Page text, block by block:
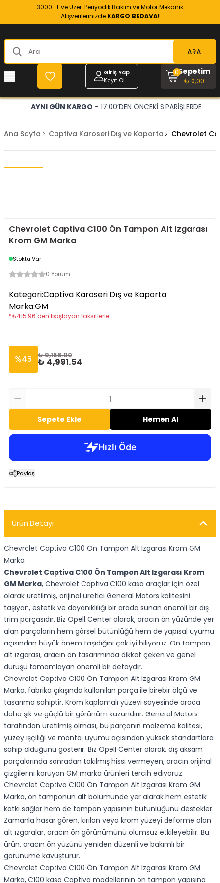
3000 TL ve Üzeri Periyodik Bakım ve Motor Mekanik
Alışverilerinizde KARGO BEDAVA!
ARA
Giriş Yap
Kayıt Ol
Sepetim
₺ 0,00
0
AYNI GÜN KARGO - 17:00’DEN ÖNCEKİ SİPARİŞLERDE
Ana Sayfa Captiva Karoseri Dış ve Kaporta Chevrolet
Chevrolet Captiva C100 Ön Tampon Alt Izgarası
Krom GM Marka
Stokta Var
0 Yorum
Kategori:Captiva Karoseri Dış ve Kaporta
Marka:GM
*₺415.96 den başlayan taksitlerle
%46 ₺ 9,166.00
₺ 4,991.54
Sepete Ekle Hemen Al
Paylaş
Ürün Detayı
Chevrolet Captiva C100 Ön Tampon Alt Izgarası Krom GM
Marka
Chevrolet Captiva C100 Ön Tampon Alt Izgarası Krom
GM Marka, Chevrolet Captiva C100 kasa araçlar için özel
olarak üretilmiş, orijinal üretici General Motors kalitesini
taşıyan, estetik ve dayanıklılığı bir arada sunan önemli bir dış
trim parçasıdır. Biz Opell Center olarak, aracın ön yüzünde yer
alan parçaların hem görsel bütünlüğü hem de yapısal uyumu
açısından büyük önem taşıdığını çok iyi biliyoruz. Ön tampon
alt ızgarası, aracın ön tasarımında dikkat çeken ve genel
duruşu tamamlayan önemli bir detaydır.
Chevrolet Captiva C100 Ön Tampon Alt Izgarası Krom GM
Marka, fabrika çıkışında kullanılan parça ile birebir ölçü ve
tasarıma sahiptir. Krom kaplamalı yüzeyi sayesinde araca
daha şık ve güçlü bir görünüm kazandırır. General Motors
tarafından üretilmiş olması, bu parçanın malzeme kalitesi,
yüzey işçiliği ve montaj uyumu açısından yüksek standartlara
sahip olduğunu gösterir. Biz Opell Center olarak, dış aksam
parçalarında sonradan takılmış hissi vermeyen, aracın orijinal
çizgilerini koruyan GM marka ürünleri tercih ediyoruz.
Chevrolet Captiva C100 Ön Tampon Alt Izgarası Krom GM
Marka, ön tamponun alt bölümünde yer alarak hem estetik
katkı sağlar hem de tampon yapısının bütünlüğünü destekler.
Zamanla hasar gören, kırılan veya krom yüzeyi deforme olan
alt ızgaralar, aracın ön görünümünü olumsuz etkileyebilir. Bu
ürün, aracın ön yüzünü yeniden düzenli ve bakımlı bir
görünüme kavuşturur.
Chevrolet Captiva C100 Ön Tampon Alt Izgarası Krom GM
Marka, C100 kasa Captiva modellerinin ön tampon yapısına